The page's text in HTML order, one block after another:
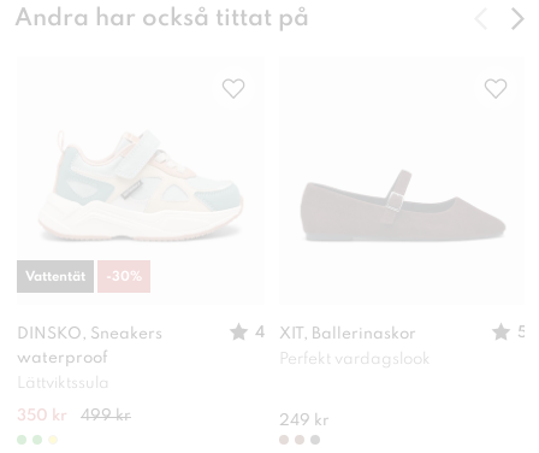
Andra har också tittat på
DINSKO, Sneakers
waterproof
4
Lättviktssula
350 kr 499 kr
Vattentät -30%
XIT, Ballerinaskor
5
Perfekt vardagslook
249 kr